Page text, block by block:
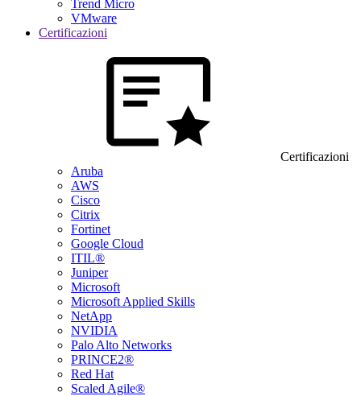
Trend Micro
VMware
Certificazioni
Certificazioni
Aruba
AWS
Cisco
Citrix
Fortinet
Google Cloud
ITIL®
Juniper
Microsoft
Microsoft Applied Skills
NetApp
NVIDIA
Palo Alto Networks
PRINCE2®
Red Hat
Scaled Agile®